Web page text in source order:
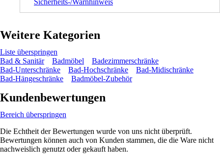
Sicherheits-/Warnhinweis
Weitere Kategorien
Liste überspringen
Bad & Sanitär
Badmöbel
Badezimmerschränke
Bad-Unterschränke
Bad-Hochschränke
Bad-Midischränke
Bad-Hängeschränke
Badmöbel-Zubehör
Kundenbewertungen
Bereich überspringen
Die Echtheit der Bewertungen wurde von uns nicht überprüft.
Bewertungen können auch von Kunden stammen, die die Ware nicht
nachweislich genutzt oder gekauft haben.